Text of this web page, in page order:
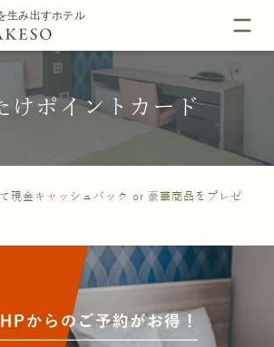
けポイントカード
現金キャッシュバック or 豪華商品をプレゼ